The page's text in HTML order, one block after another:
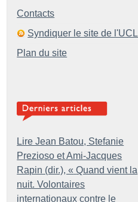
Contacts
Syndiquer le site de l'UCL
Plan du site
Lire Jean Batou, Stefanie
Prezioso et Ami-Jacques
Rapin (dir.), « Quand vient la
nuit. Volontaires
internationaux contre le